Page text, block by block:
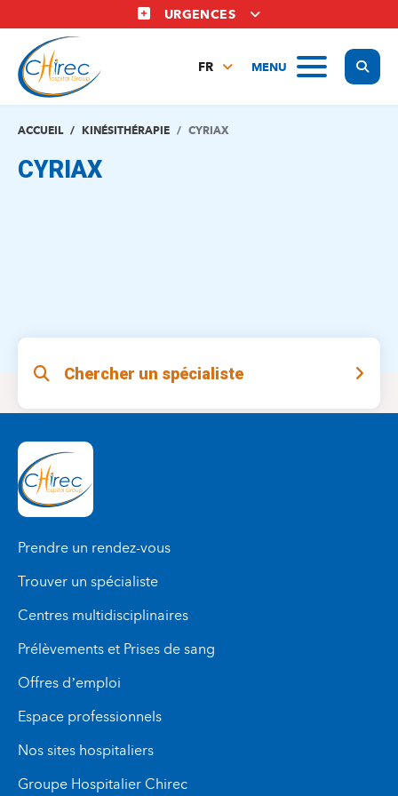
au
contenu
principal
URGENCES
MENU
FR
EN
ACCUEIL KINÉSITHÉRAPIE CYRIAX
CYRIAX
Chercher un spécialiste
Prendre un rendez-vous
Trouver un spécialiste
Centres multidisciplinaires
Prélèvements et Prises de sang
Offres d’emploi
Espace professionnels
Nos sites hospitaliers
Groupe Hospitalier Chirec